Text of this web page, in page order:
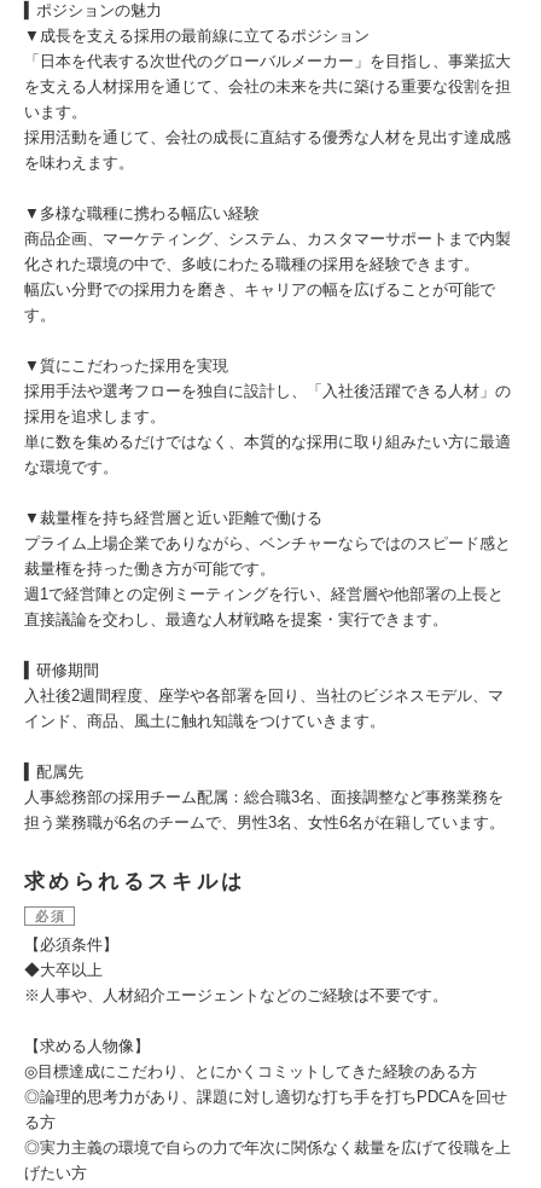
▍ポジションの魅力
▼成長を支える採用の最前線に立てるポジション
「日本を代表する次世代のグローバルメーカー」を目指し、事業拡大
を支える人材採用を通じて、会社の未来を共に築ける重要な役割を担
います。
採用活動を通じて、会社の成長に直結する優秀な人材を見出す達成感
を味わえます。
▼多様な職種に携わる幅広い経験
商品企画、マーケティング、システム、カスタマーサポートまで内製
化された環境の中で、多岐にわたる職種の採用を経験できます。
幅広い分野での採用力を磨き、キャリアの幅を広げることが可能で
す。
▼質にこだわった採用を実現
採用手法や選考フローを独自に設計し、「入社後活躍できる人材」の
採用を追求します。
単に数を集めるだけではなく、本質的な採用に取り組みたい方に最適
な環境です。
▼裁量権を持ち経営層と近い距離で働ける
プライム上場企業でありながら、ベンチャーならではのスピード感と
裁量権を持った働き方が可能です。
週1で経営陣との定例ミーティングを行い、経営層や他部署の上長と
直接議論を交わし、最適な人材戦略を提案・実行できます。
▍研修期間
入社後2週間程度、座学や各部署を回り、当社のビジネスモデル、マ
インド、商品、風土に触れ知識をつけていきます。
▍配属先
人事総務部の採用チーム配属：総合職3名、面接調整など事務業務を
担う業務職が6名のチームで、男性3名、女性6名が在籍しています。
求められるスキルは
必須
【必須条件】
◆大卒以上
※人事や、人材紹介エージェントなどのご経験は不要です。
【求める人物像】
◎目標達成にこだわり、とにかくコミットしてきた経験のある方
◎論理的思考力があり、課題に対し適切な打ち手を打ちPDCAを回せ
る方
◎実力主義の環境で自らの力で年次に関係なく裁量を広げて役職を上
げたい方